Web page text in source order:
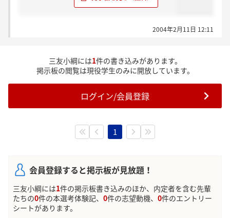
2004年2月11日 12:11
三友小綱には1件の書き込みがあります。
掲示板の閲覧は現役学生のみに開放しています。
ログイン/会員登録
1
会員登録すると掲示板が見放題！
三友小綱には1件の掲示板書き込みのほか、内定者を含む先輩
たちの0件の本選考体験記、 0件の志望動機、 0件のエントリー
シートがあります。